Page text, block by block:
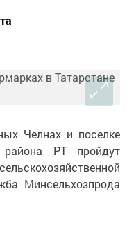
Челнах и поселке
района РТ пройдут
Минсельхозпрода